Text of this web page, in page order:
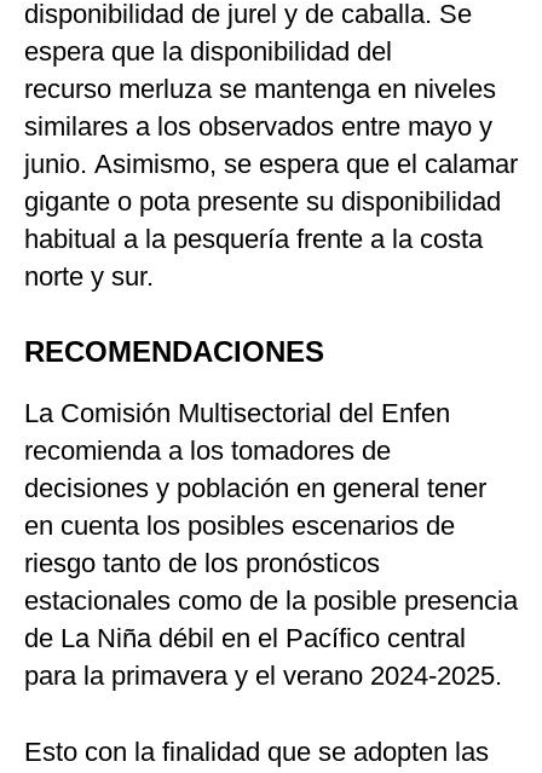
disponibilidad de jurel y de caballa. Se
espera que la disponibilidad del
recurso merluza se mantenga en niveles
similares a los observados entre mayo y
junio. Asimismo, se espera que el calamar
gigante o pota presente su disponibilidad
habitual a la pesquería frente a la costa
norte y sur.
RECOMENDACIONES
La Comisión Multisectorial del Enfen
recomienda a los tomadores de
decisiones y población en general tener
en cuenta los posibles escenarios de
riesgo tanto de los pronósticos
estacionales como de la posible presencia
de La Niña débil en el Pacífico central
para la primavera y el verano 2024-2025.
Esto con la finalidad que se adopten las